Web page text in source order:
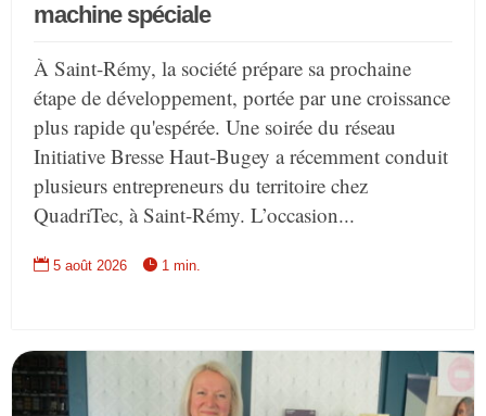
machine spéciale
À Saint-Rémy, la société prépare sa prochaine
étape de développement, portée par une croissance
plus rapide qu'espérée. Une soirée du réseau
Initiative Bresse Haut-Bugey a récemment conduit
plusieurs entrepreneurs du territoire chez
QuadriTec, à Saint-Rémy. L’occasion...
 5 août 2026  1 min.